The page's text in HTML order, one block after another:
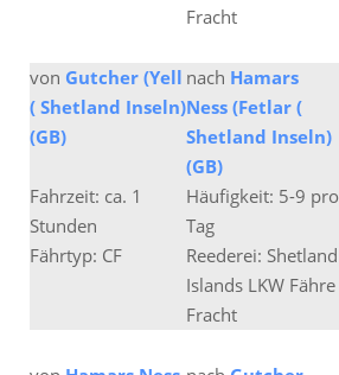
Fracht
von Gutcher (Yell
( Shetland Inseln)
(GB)
nach Hamars
Ness (Fetlar (
Shetland Inseln)
(GB)
Fahrzeit: ca. 1
Stunden
Häufigkeit: 5-9 pro
Tag
Fährtyp: CF
Reederei: Shetland
Islands LKW Fähre
Fracht